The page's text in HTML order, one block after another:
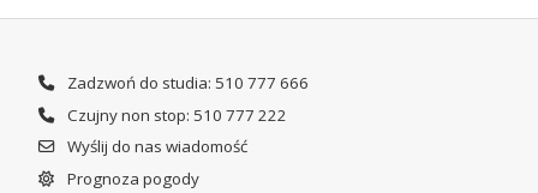
Zadzwoń do studia: 510 777 666
Czujny non stop: 510 777 222
Wyślij do nas wiadomość
Prognoza pogody